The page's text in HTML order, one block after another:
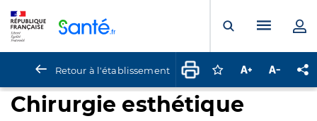
Ouvrir laMenu
Retour à l'établissement Connectez-vous
Augmenter la
Chirurgie esthétique